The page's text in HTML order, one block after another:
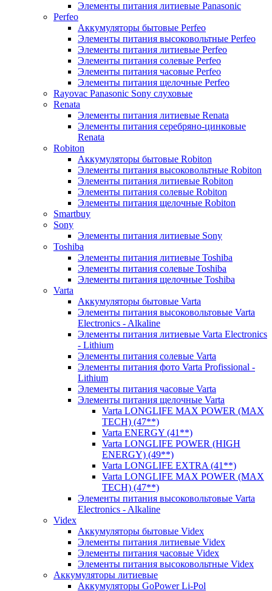
Элементы питания литиевые Panasonic
Perfeo
Аккумуляторы бытовые Perfeo
Элементы питания высоковольтные Perfeo
Элементы питания литиевые Perfeo
Элементы питания солевые Perfeo
Элементы питания часовые Perfeo
Элементы питания щелочные Perfeo
Rayovac Panasonic Sony слуховые
Renata
Элементы питания литиевые Renata
Элементы питания серебряно-цинковые
Renata
Robiton
Аккумуляторы бытовые Robiton
Элементы питания высоковольтные Robiton
Элементы питания литиевые Robiton
Элементы питания солевые Robiton
Элементы питания щелочные Robiton
Smartbuy
Sony
Элементы питания литиевые Sony
Toshiba
Элементы питания литиевые Toshiba
Элементы питания солевые Toshiba
Элементы питания щелочные Toshiba
Varta
Аккумуляторы бытовые Varta
Элементы питания высоковольтовые Varta
Electronics - Alkaline
Элементы питания литиевые Varta Electronics
- Lithium
Элементы питания солевые Varta
Элементы питания фото Varta Profissional -
Lithium
Элементы питания часовые Varta
Элементы питания щелочные Varta
Varta LONGLIFE MAX POWER (MAX
TECH) (47**)
Varta ENERGY (41**)
Varta LONGLIFE POWER (HIGH
ENERGY) (49**)
Varta LONGLIFE EXTRA (41**)
Varta LONGLIFE MAX POWER (MAX
TECH) (47**)
Элементы питания высоковольтовые Varta
Electronics - Alkaline
Videx
Аккумуляторы бытовые Videx
Элементы питания литиевые Videx
Элементы питания часовые Videx
Элементы питания высоковольтные Videx
Аккумуляторы литиевые
Аккумуляторы GoPower Li-Pol